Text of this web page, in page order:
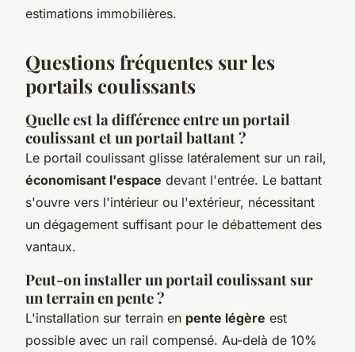
estimations immobilières.
Questions fréquentes sur les
portails coulissants
Quelle est la différence entre un portail
coulissant et un portail battant ?
Le portail coulissant glisse latéralement sur un rail,
économisant l'espace devant l'entrée. Le battant
s'ouvre vers l'intérieur ou l'extérieur, nécessitant
un dégagement suffisant pour le débattement des
vantaux.
Peut-on installer un portail coulissant sur
un terrain en pente ?
L'installation sur terrain en pente légère est
possible avec un rail compensé. Au-delà de 10%